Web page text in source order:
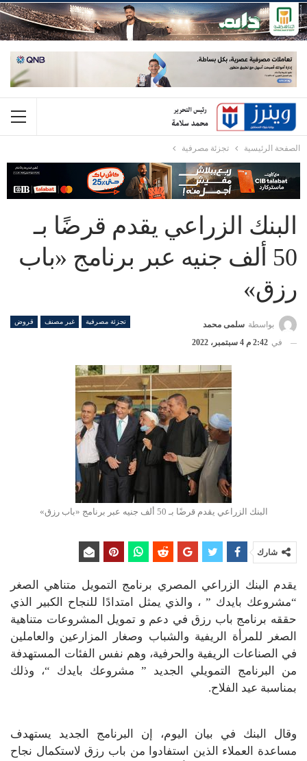
الصفحة الرئيسية تجزئة مصرفية
البنك الزراعي يقدم قرضًا بـ
50 ألف جنيه عبر برنامج «باب
رزق»
تجزئة مصرفية غير مصنف قروض بواسطة سلمى محمد
في 2:42 م 4 سبتمبر، 2022
البنك الزراعي يقدم قرضًا بـ 50 ألف جنيه عبر برنامج «باب رزق»
شارك
يقدم البنك الزراعي المصري برنامج التمويل متناهي الصغر
“مشروعك بايدك ” ، والذي يمثل امتدادًا للنجاح الكبير الذي
حققه برنامج باب رزق في دعم و تمويل المشروعات متناهية
الصغر للمرأة الريفية والشباب وصغار المزارعين والعاملين
في الصناعات الريفية والحرفية، وهم نفس الفئات المستهدفة
من البرنامج التمويلي الجديد ” مشروعك بايدك “، وذلك
بمناسبة عيد الفلاح.
وقال البنك في بيان اليوم، إن البرنامج الجديد يستهدف
مساعدة العملاء الذين استفادوا من باب رزق لاستكمال نجاح